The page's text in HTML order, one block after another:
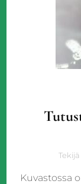
Tekijä
Kuvastossa